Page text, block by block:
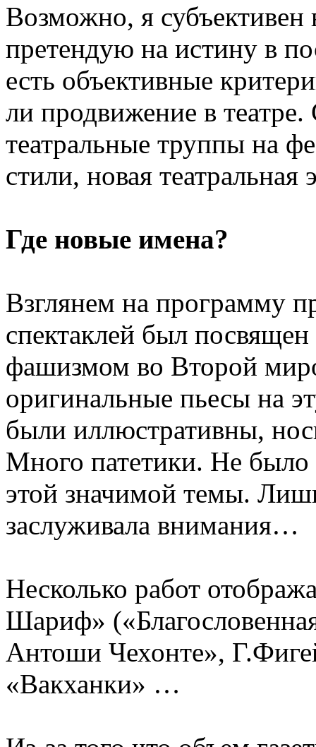
Возможно, я
претендую на истину в
есть объективные
ли продвижение в
театральные труппы на
стили, новая театральная
Где новые имена?
Взглянем на программу
спектаклей был
фашизмом во Второй
оригинальные пьесы на
были иллюстративны,
Много патетики. Не
этой значимой темы.
заслуживала внимания…
Несколько работ
Шариф»
Антоши Чехонте»,
«Вакханки» …